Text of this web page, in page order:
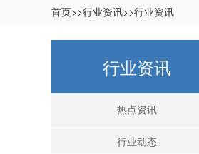
首页>>行业资讯>>行业资讯
行业资讯
热点资讯
行业动态